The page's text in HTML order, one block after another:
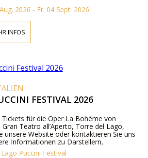
2026 - Fr. 04 Sept. 2026
INFOS
FESTIVAL 2026
für die Oper La Bohème von
Teatro all’Aperto, Torre del Lago,
unsere Website oder kontaktieren Sie uns
Informationen zu Darstellern,
Ticketpreisen.
Puccini Festival